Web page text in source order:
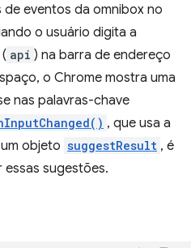
eventos da omnibox no
o usuário digita a
api ) na barra de endereço
o Chrome mostra uma
nas palavras-chave
, que usa a
objeto suggestResult , é
sugestões.